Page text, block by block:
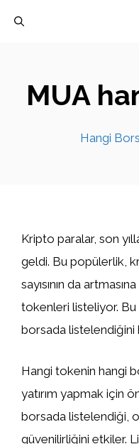
MUA
Hangi
Kripto paralar, son
geldi. Bu popülerlik,
sayısının da
tokenleri listeliyor.
borsada listelendiğini
Hangi tokenin hangi
yatırım yapmak için
borsada listelendiği,
güvenilirliğini etkiler.